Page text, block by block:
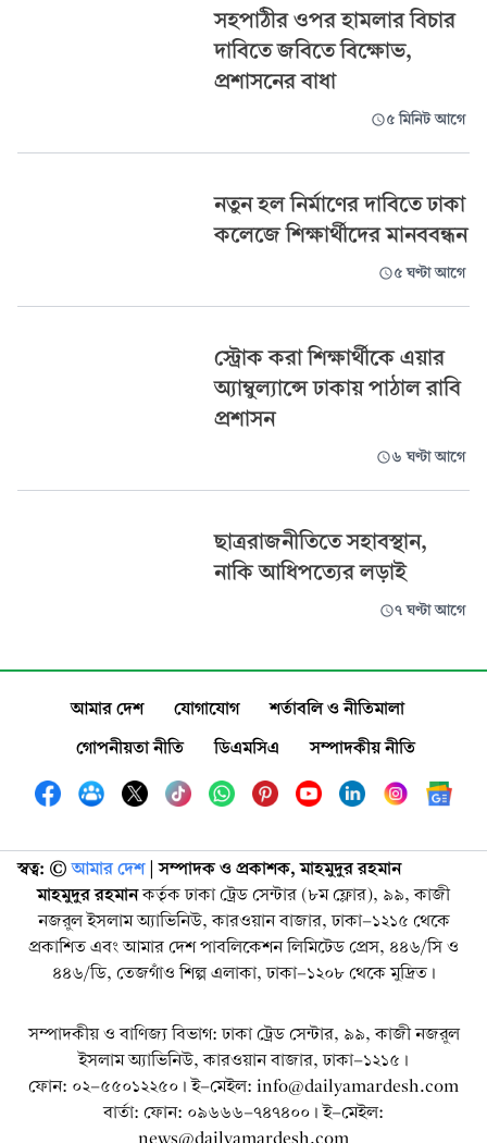
সহপাঠীর ওপর হামলার বিচার
দাবিতে জবিতে বিক্ষোভ,
প্রশাসনের বাধা
৫ মিনিট আগে
নতুন হল নির্মাণের দাবিতে ঢাকা
কলেজে শিক্ষার্থীদের মানববন্ধন
৫ ঘণ্টা আগে
স্ট্রোক করা শিক্ষার্থীকে এয়ার
অ্যাম্বুল্যান্সে ঢাকায় পাঠাল রাবি
প্রশাসন
৬ ঘণ্টা আগে
ছাত্ররাজনীতিতে সহাবস্থান,
নাকি আধিপত্যের লড়াই
৭ ঘণ্টা আগে
আমার দেশ যোগাযোগ
শর্তাবলি ও নীতিমালা
গোপনীয়তা নীতি
ডিএমসিএ সম্পাদকীয় নীতি
স্বত্ব: ©️ আমার দেশ| সম্পাদক ও প্রকাশক, মাহমুদুর রহমান
মাহমুদুর রহমানকর্তৃক ঢাকা ট্রেড সেন্টার (৮ম ফ্লোর), ৯৯, কাজী
নজরুল ইসলাম অ্যাভিনিউ, কারওয়ান বাজার, ঢাকা-১২১৫ থেকে
প্রকাশিত এবং আমার দেশ পাবলিকেশন লিমিটেড প্রেস, ৪৪৬/সি ও
৪৪৬/ডি, তেজগাঁও শিল্প এলাকা, ঢাকা-১২০৮ থেকে মুদ্রিত।
সম্পাদকীয় ও বাণিজ্য বিভাগ: ঢাকা ট্রেড সেন্টার, ৯৯, কাজী নজরুল
ইসলাম অ্যাভিনিউ, কারওয়ান বাজার, ঢাকা-১২১৫।
ফোন: ০২-৫৫০১২২৫০। ই-মেইল: info@dailyamardesh.com
বার্তা: ফোন: ০৯৬৬৬-৭৪৭৪০০। ই-মেইল:
news@dailyamardesh.com